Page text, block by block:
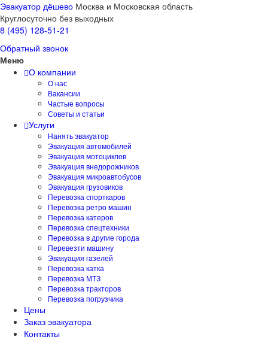
Эвакуатор дёшево Москва и Московская область
Круглосуточно без выходных
8 (495) 128-51-21
Обратный звонок
Меню
О компании
О нас
Вакансии
Частые вопросы
Советы и статьи
Услуги
Нанять эвакуатор
Эвакуация автомобилей
Эвакуация мотоциклов
Эвакуация внедорожников
Эвакуация микроавтобусов
Эвакуация грузовиков
Перевозка спорткаров
Перевозка ретро машин
Перевозка катеров
Перевозка спецтехники
Перевозка в другие города
Перевезти машину
Эвакуация газелей
Перевозка катка
Перевозка МТЗ
Перевозка тракторов
Перевозка погрузчика
Цены
Заказ эвакуатора
Контакты